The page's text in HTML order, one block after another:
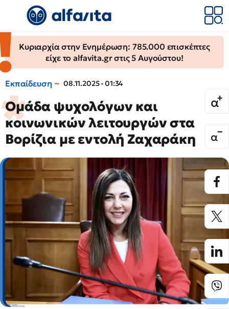
Κυριαρχία στην Ενημέρωση: 785.000 επισκέπτες
είχε το alfavita.gr στις 5 Αυγούστου!
Εκπαίδευση 08.11.2025 - 01:34
Ομάδα ψυχολόγων και
κοινωνικών λειτουργών στα
Βορίζια με εντολή Ζαχαράκη